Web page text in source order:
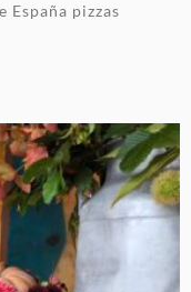
España pizzas